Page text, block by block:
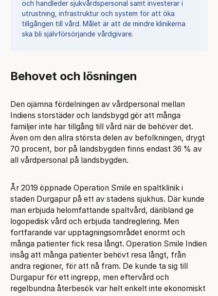
och handleder sjukvårdspersonal samt investerar i
utrustning, infrastruktur och system för att öka
tillgången till vård. Målet är att de mindre klinikerna
ska bli självförsörjande vårdgivare.
Behovet och lösningen
Den ojämna fördelningen av vårdpersonal mellan
Indiens storstäder och landsbygd gör att många
familjer inte har tillgång till vård när de behöver det.
Även om den allra största delen av befolkningen, drygt
70 procent, bor på landsbygden finns endast 36 % av
all vårdpersonal på landsbygden.
År 2019 öppnade Operation Smile en spaltklinik i
staden Durgapur på ett av stadens sjukhus. Där kunde
man erbjuda helomfattande spaltvård, däribland ge
logopedisk vård och erbjuda tandreglering. Men
fortfarande var upptagningsområdet enormt och
många patienter fick resa långt. Operation Smile Indien
insåg att många patienter behövt resa långt, från
andra regioner, för att nå fram. De kunde ta sig till
Durgapur för ett ingrepp, men eftervård och
regelbundna återbesök var helt enkelt inte ekonomiskt